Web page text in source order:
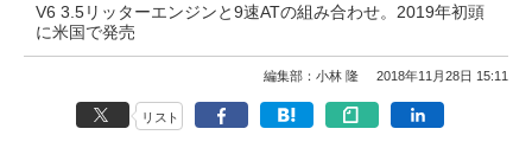
V6 3.5リッターエンジンと9速ATの組み合わせ。2019年初頭
に米国で発売
編集部：小林 隆 2018年11月28日 15:11
リスト